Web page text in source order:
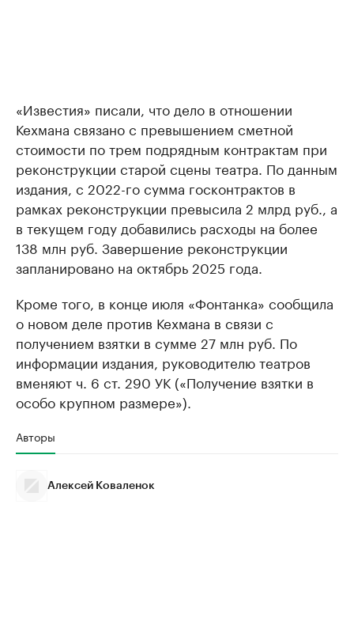
«Известия» писали, что дело в отношении
Кехмана связано с превышением сметной
стоимости по трем подрядным контрактам при
реконструкции старой сцены театра. По данным
издания, с 2022-го сумма госконтрактов в
рамках реконструкции превысила 2 млрд руб., а
в текущем году добавились расходы на более
138 млн руб. Завершение реконструкции
запланировано на октябрь 2025 года.
Кроме того, в конце июля «Фонтанка» сообщила
о новом деле против Кехмана в связи с
получением взятки в сумме 27 млн руб. По
информации издания, руководителю театров
вменяют ч. 6 ст. 290 УК («Получение взятки в
особо крупном размере»).
Авторы
Алексей Коваленок